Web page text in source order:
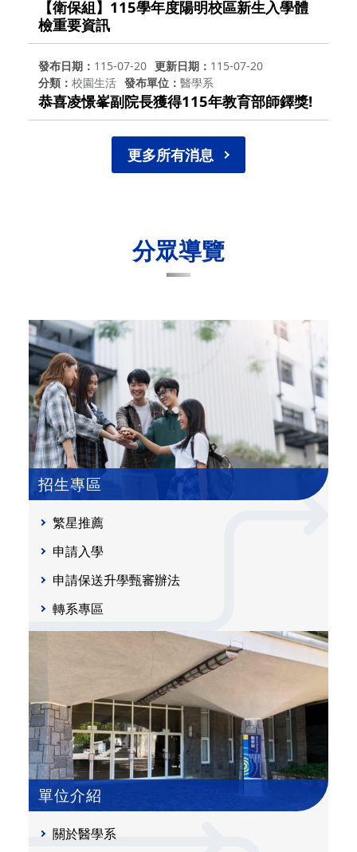
【衛保組】115學年度陽明校區新生入學體
檢重要資訊
發布日期 115-07-20 更新日期
115-07-20
分類
校園生活 發布單位 醫學系
恭喜凌憬峯副院長獲得115年教育部師鐸獎!
更多所有消息
分眾導覽
招生專區
繁星推薦
申請入學
申請保送升學甄審辦法
轉系專區
單位介紹
關於醫學系